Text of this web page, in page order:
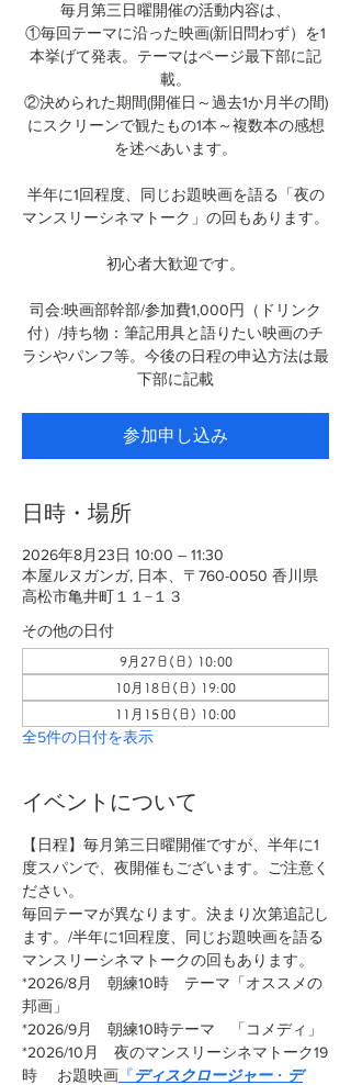
毎月第三日曜開催の活動内容は、
①毎回テーマに沿った映画(新旧問わず）を1
本挙げて発表。テーマはページ最下部に記
載。
②決められた期間(開催日～過去1か月半の間)
にスクリーンで観たもの1本～複数本の感想
を述べあいます。
半年に1回程度、同じお題映画を語る「夜の
マンスリーシネマトーク」の回もあります。
初心者大歓迎です。
司会:映画部幹部/参加費1,000円（ドリンク
付）/持ち物：筆記用具と語りたい映画のチ
ラシやパンフ等。今後の日程の申込方法は最
下部に記載
参加申し込み
日時・場所
2026年8月23日 10:00 – 11:30
本屋ルヌガンガ, 日本、〒760-0050 香川県
高松市亀井町１１−１３
その他の日付
9月27日(日) 10:00
10月18日(日) 19:00
11月15日(日) 10:00
全5件の日付を表示
イベントについて
【日程】毎月第三日曜開催ですが、半年に1
度スパンで、夜開催もございます。ご注意く
ださい。
毎回テーマが異なります。決まり次第追記し
ます。/半年に1回程度、同じお題映画を語る
マンスリーシネマトークの回もあります。
*2026/8月　朝練10時　テーマ「オススメの
邦画」
*2026/9月　朝練10時テーマ　「コメディ」
*2026/10月　夜のマンスリーシネマトーク19
時 　お題映画 『ディスクロージャー・ デ